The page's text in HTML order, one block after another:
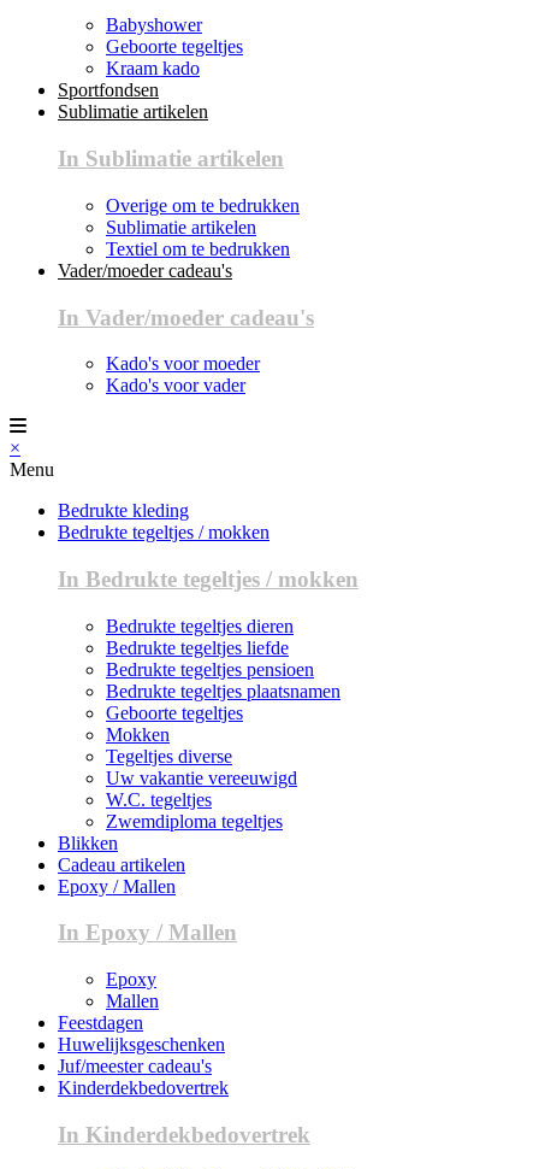
Babyshower
Geboorte tegeltjes
Kraam kado
Sportfondsen
Sublimatie artikelen
In Sublimatie artikelen
Overige om te bedrukken
Sublimatie artikelen
Textiel om te bedrukken
Vader/moeder cadeau's
In Vader/moeder cadeau's
Kado's voor moeder
Kado's voor vader
×
Menu
Bedrukte kleding
Bedrukte tegeltjes / mokken
In Bedrukte tegeltjes / mokken
Bedrukte tegeltjes dieren
Bedrukte tegeltjes liefde
Bedrukte tegeltjes pensioen
Bedrukte tegeltjes plaatsnamen
Geboorte tegeltjes
Mokken
Tegeltjes diverse
Uw vakantie vereeuwigd
W.C. tegeltjes
Zwemdiploma tegeltjes
Blikken
Cadeau artikelen
Epoxy / Mallen
In Epoxy / Mallen
Epoxy
Mallen
Feestdagen
Huwelijksgeschenken
Juf/meester cadeau's
Kinderdekbedovertrek
In Kinderdekbedovertrek